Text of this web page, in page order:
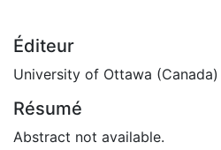
Éditeur
University of Ottawa (Canada)
Résumé
Abstract not available.